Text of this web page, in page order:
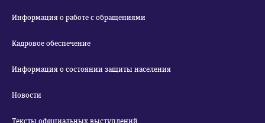
Информация о работе с обращениями
Кадровое обеспечение
Информация о состоянии защиты населения
Новости
Тексты официальных выступлений